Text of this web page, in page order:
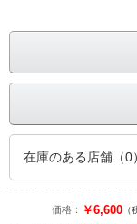
在庫のある店舗（0）
価格： ￥6,600 （